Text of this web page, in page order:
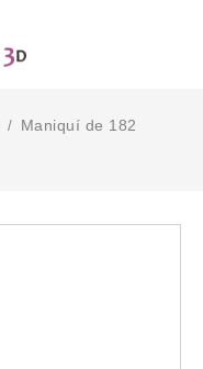
/
Maniquí de 182